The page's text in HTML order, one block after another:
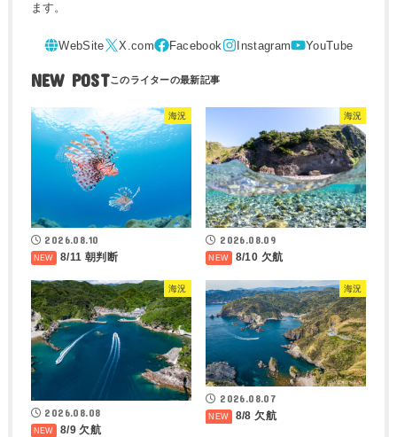
ます。
NEW POST
海況
2026.08.10
8/11 朝判断
海況
2026.08.09
8/10 欠航
海況
2026.08.08
8/9 欠航
海況
2026.08.07
8/8 欠航